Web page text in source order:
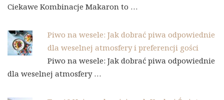
Ciekawe Kombinacje Makaron to …
Piwo na wesele: Jak dobrać piwa odpowiednie
dla weselnej atmosfery i preferencji gości
Piwo na wesele: Jak dobrać piwa odpowiednie
dla weselnej atmosfery …